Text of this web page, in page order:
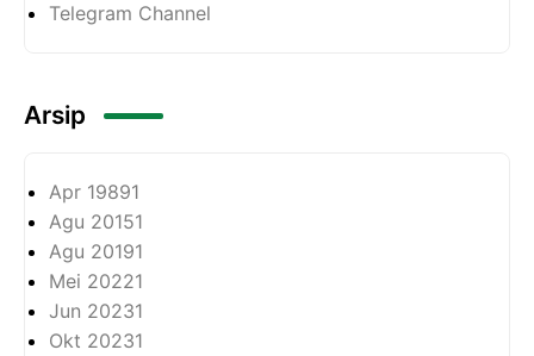
Telegram Channel
Arsip
Apr 19891
Agu 20151
Agu 20191
Mei 20221
Jun 20231
Okt 20231